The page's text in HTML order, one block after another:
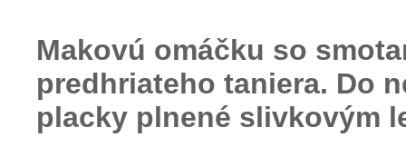
Makovú omáčku so
predhriateho taniera. Do
placky plnené slivkovým